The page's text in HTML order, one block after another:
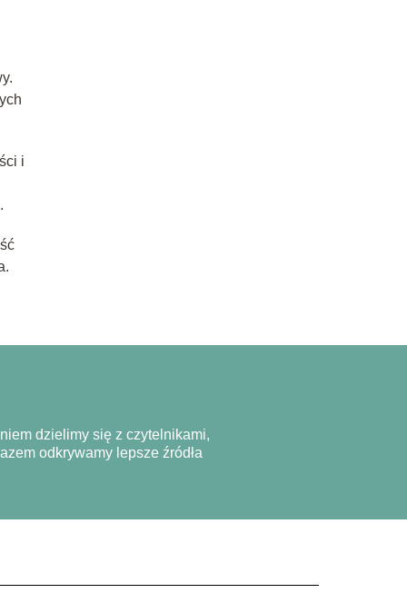
i
dzielimy się z czytelnikami,
odkrywamy lepsze źródła